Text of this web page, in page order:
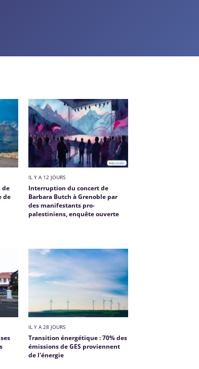
de
de
IL Y A 12 JOURS
Interruption du concert de
Barbara Butch à Grenoble par
des manifestants pro-
palestiniens, enquête ouverte
IL Y A 28 JOURS
Transition énergétique : 70% des
émissions de GES proviennent
de l'énergie